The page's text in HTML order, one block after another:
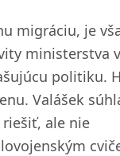
migráciu, je
ministerstva
politiku.
Valášek
ale nie